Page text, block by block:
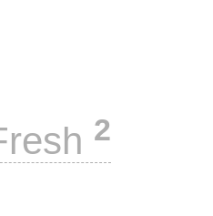
2